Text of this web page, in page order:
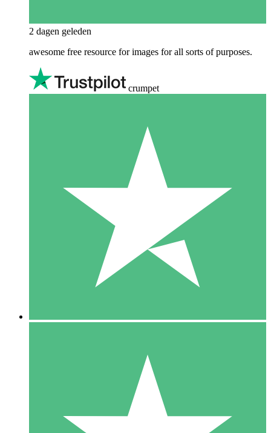
2 dagen geleden
awesome free resource for images for all sorts of purposes.
crumpet